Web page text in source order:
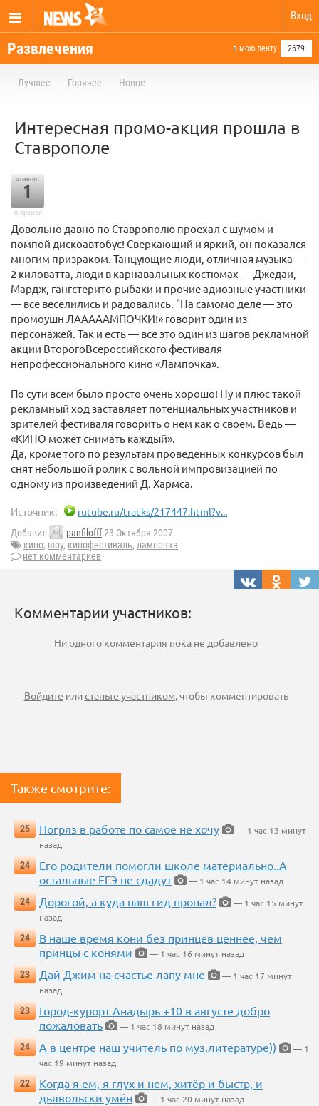
Вход
Развлечения в мою ленту 2679
Лучшее Горячее Новое
Интересная промо-акция прошла в
Ставрополе
отметил
1
в архиве
Довольно давно по Ставрополю проехал с шумом и
помпой дискоавтобус! Сверкающий и яркий, он показался
многим призраком. Танцующие люди, отличная музыка —
2 киловатта, люди в карнавальных костюмах — Джедаи,
Мардж, гангстерито-рыбаки и прочие адиозные участники
— все веселились и радовались. "На самомо деле — это
промоушн ЛАААААМПОЧКИ!» говорит один из
персонажей. Так и есть — все это один из шагов рекламной
акции ВторогоВсероссийского фестиваля
непрофессионального кино «Лампочка».
По сути всем было просто очень хорошо! Ну и плюс такой
рекламный ход заставляет потенциальных участников и
зрителей фестиваля говорить о нем как о своем. Ведь —
«КИНО может снимать каждый».
Да, кроме того по результам проведенных конкурсов был
снят небольшой ролик с вольной импровизацией по
одному из произведений Д. Хармса.
Источник: rutube.ru/tracks/217447.html?v...
Добавил panfilofff23 Октября 2007
кино, шоу, кинофестиваль, лампочка
нет комментариев
Комментарии участников:
Ни одного комментария пока не добавлено
Войдите илистаньте участником, чтобы комментировать
Также смотрите:
25 Погряз в работе по самое не хочу
— 1 час 13 минут
назад
24
Его родители помогли школе материально..А
остальные ЕГЭ не сдадут
— 1 час 14 минут назад
24
Дорогой, а куда наш гид пропал?
— 1 час 15 минут
назад
24
В наше время кони без принцев ценнее, чем
принцы с конями
— 1 час 16 минут назад
23
Дай Джим на счастье лапу мне
— 1 час 17 минут
назад
23
Город-курорт Анадырь +10 в августе добро
пожаловать
— 1 час 18 минут назад
24
А в центре наш учитель по муз.литературе))
— 1
час 19 минут назад
22
Когда я ем, я глух и нем, хитёр и быстр, и
дьявольски умён
— 1 час 20 минут назад